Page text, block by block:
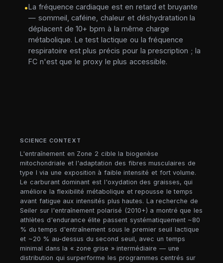
•La fréquence cardiaque est en retard et bruyante
— sommeil, caféine, chaleur et déshydratation la
déplacent de 10+ bpm à la même charge
métabolique. Le test lactique ou la fréquence
respiratoire est plus précis pour la prescription ; la
FC n'est que le proxy le plus accessible.
SCIENCE CONTEXT
L'entraînement en Zone 2 cible la biogenèse
mitochondriale et l'adaptation des fibres musculaires de
type I via une exposition à faible intensité et fort volume.
Le carburant dominant est l'oxydation des graisses, qui
améliore la flexibilité métabolique et repousse le temps
avant fatigue aux intensités plus hautes. La recherche de
Seiler sur l'entraînement polarisé (2010+) a montré que les
athlètes d'endurance élite passent systématiquement ~80
% du temps d'entraînement sous le premier seuil lactique
et ~20 % au-dessus du second seuil, avec un temps
minimal dans la « zone grise » intermédiaire — une
distribution qui surperforme les programmes centrés sur